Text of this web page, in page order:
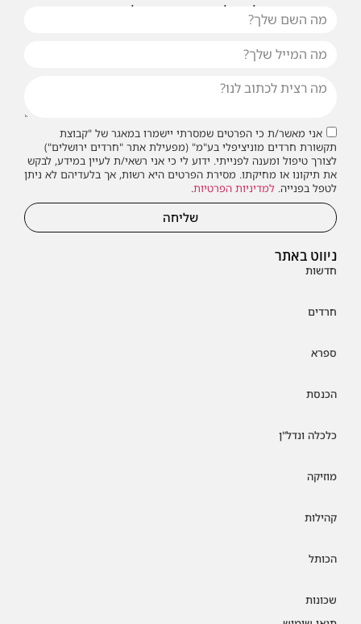
ניווט באתר
חדשות
חרדים
ספרא
הכנסת
כלכלה ונדל"ן
מוזיקה
קהילות
הכותל
שכונות
או שילחו אלינו פנייה ונחזור אליכם בהקדם
אני מאשר/ת כי הפרטים שמסרתי יישמרו במאגר של "קבוצת
תקשורת חרדים מוניציפלי בע"מ" (מפעילת אתר "חרדים ירושלים")
לצורך טיפול ומענה לפנייתי. ידוע לי כי אני רשאי/ת לעיין במידע, לבקש
את תיקונו או מחיקתו. מסירת הפרטים היא רשות, אך בלעדיהם לא ניתן
לטפל בפנייה. למדיניות הפרטיות.
שליחה